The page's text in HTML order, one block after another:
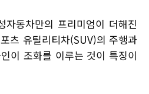
동차만의 프리미엄이 더해진
츠 유틸리티차(SUV)의 주행과
이 조화를 이루는 것이 특징이